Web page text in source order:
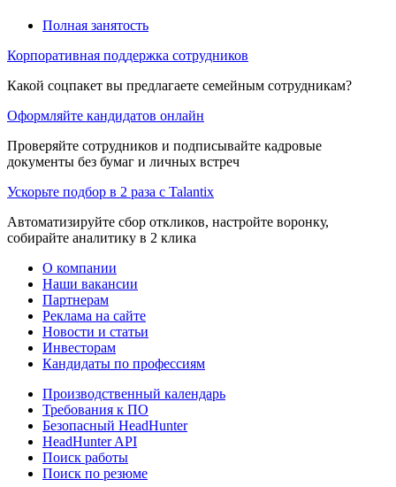
Полная занятость
Корпоративная поддержка сотрудников
Какой соцпакет вы предлагаете семейным сотрудникам?
Оформляйте кандидатов онлайн
Проверяйте сотрудников и подписывайте кадровые
документы без бумаг и личных встреч
Ускорьте подбор в 2 раза с Talantix
Автоматизируйте сбор откликов, настройте воронку,
собирайте аналитику в 2 клика
О компании
Наши вакансии
Партнерам
Реклама на сайте
Новости и статьи
Инвесторам
Кандидаты по профессиям
Производственный календарь
Требования к ПО
Безопасный HeadHunter
HeadHunter API
Поиск работы
Поиск по резюме